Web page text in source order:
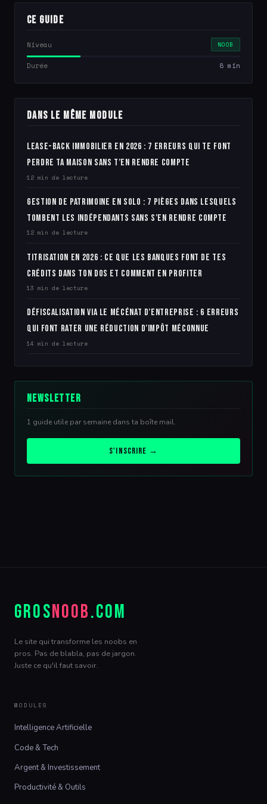
Ce guide
Niveau NOOB
Durée 8 min
Dans le même module
Lease-back immobilier en 2026 : 7 erreurs qui te font
perdre ta maison sans t’en rendre compte
12 min de lecture
Gestion de patrimoine en solo : 7 pièges dans lesquels
tombent les indépendants sans s’en rendre compte
12 min de lecture
Titrisation en 2026 : ce que les banques font de tes
crédits dans ton dos et comment en profiter
13 min de lecture
Défiscalisation via le mécénat d’entreprise : 6 erreurs
qui font rater une réduction d’impôt méconnue
14 min de lecture
Newsletter
1 guide utile par semaine dans ta boîte mail.
S'inscrire →
GROSNOOB.COM
Le site qui transforme les noobs en
pros. Pas de blabla, pas de jargon.
Juste ce qu'il faut savoir.
MODULES
Intelligence Artificielle
Code & Tech
Argent & Investissement
Productivité & Outils